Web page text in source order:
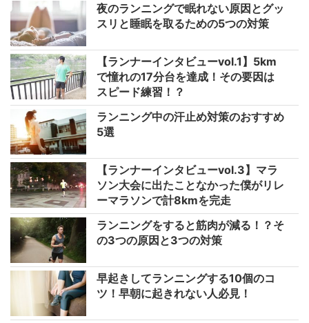
夜のランニングで眠れない原因とグッ
スリと睡眠を取るための5つの対策
【ランナーインタビューvol.1】5km
で憧れの17分台を達成！その要因は
スピード練習！？
ランニング中の汗止め対策のおすすめ
5選
【ランナーインタビューvol.3】マラ
ソン大会に出たことなかった僕がリレ
ーマラソンで計8kmを完走
ランニングをすると筋肉が減る！？そ
の3つの原因と3つの対策
早起きしてランニングする10個のコ
ツ！早朝に起きれない人必見！